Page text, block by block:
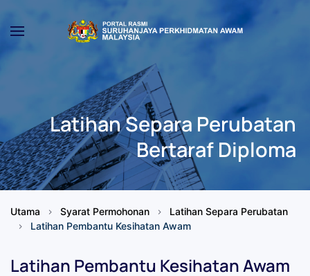
Skip to main content
Latihan Separa Perubatan
Bertaraf Diploma
Utama Syarat Permohonan
Latihan Separa Perubatan
Latihan Pembantu Kesihatan Awam
Latihan Pembantu Kesihatan Awam